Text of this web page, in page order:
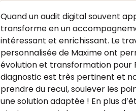
Quand un audit digital souvent
transforme en un
intéressant et enrichissant. Le
personnalisée de Maxime ont
évolution et transformation pour
diagnostic est très pertinent et
prendre du recul, soulever les
une solution adaptée ! En plus